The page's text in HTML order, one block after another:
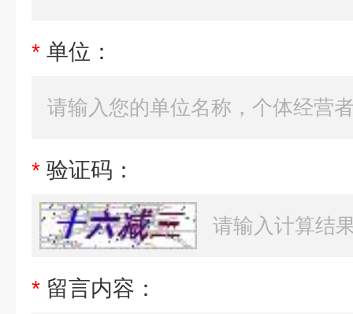
* 单位：
* 验证码：
* 留言内容：